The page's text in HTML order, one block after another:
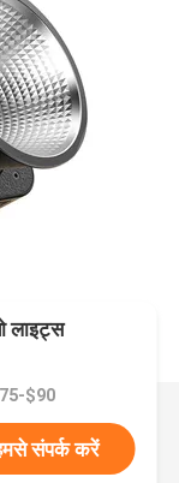
लाइट्स
$90
संपर्क करें